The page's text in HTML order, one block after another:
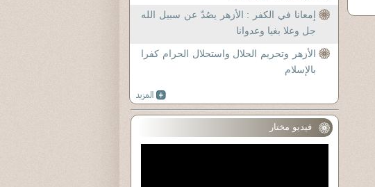
إمعانا في الكفر : الأزهر يصُدّ عن سبيل الله
جل وعلا بغيا وعدوانا
الأزهر وتحريم الحلال واستحلال الحرام كفرا
بالإسلام
فيديو مختار